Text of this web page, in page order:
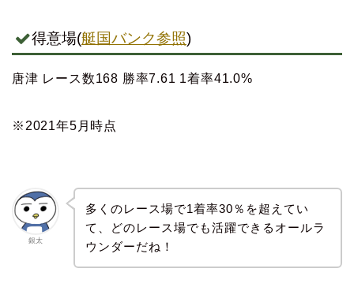
得意場(艇国バンク参照)
唐津 レース数168 勝率7.61 1着率41.0%
※2021年5月時点
銀太
多くのレース場で1着率30％を超えてい
て、どのレース場でも活躍できるオールラ
ウンダーだね！